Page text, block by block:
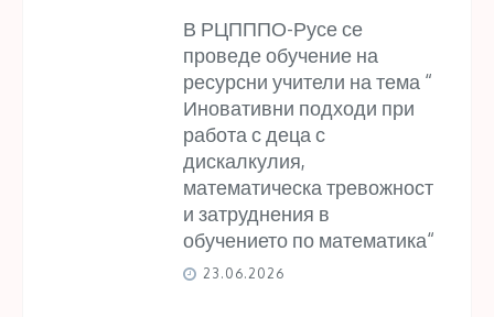
В РЦПППО-Русе се
проведе обучение на
ресурсни учители на тема “
Иновативни подходи при
работа с деца с
дискалкулия,
математическа тревожност
и затруднения в
обучението по математика“
23.06.2026